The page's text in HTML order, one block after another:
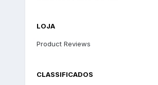
LOJA
Product Reviews
CLASSIFICADOS